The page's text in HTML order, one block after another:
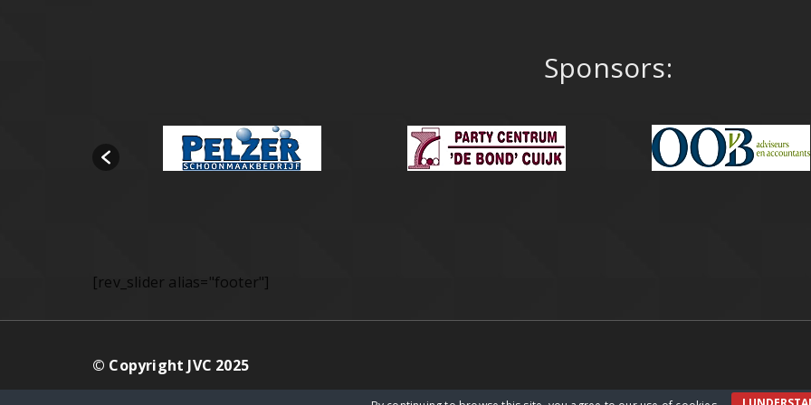
Sponsors:
[rev_slider alias="footer"]
© Copyright JVC 2025